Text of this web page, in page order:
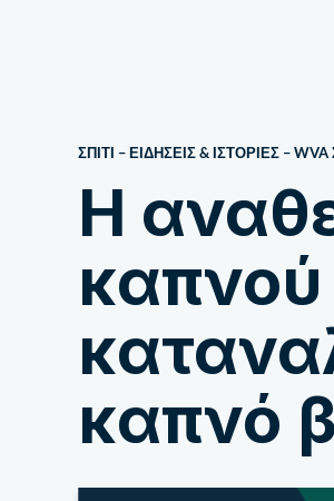
ΣΠΙΤΙ –ΕΙΔΗΣΕΙΣ & ΙΣΤΟΡΙΕΣ –WVA
Η
καπνού
καπνό